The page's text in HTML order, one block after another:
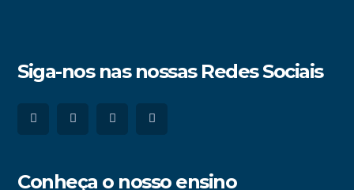
Siga-nos nas nossas Redes Sociais
Conheça o nosso ensino